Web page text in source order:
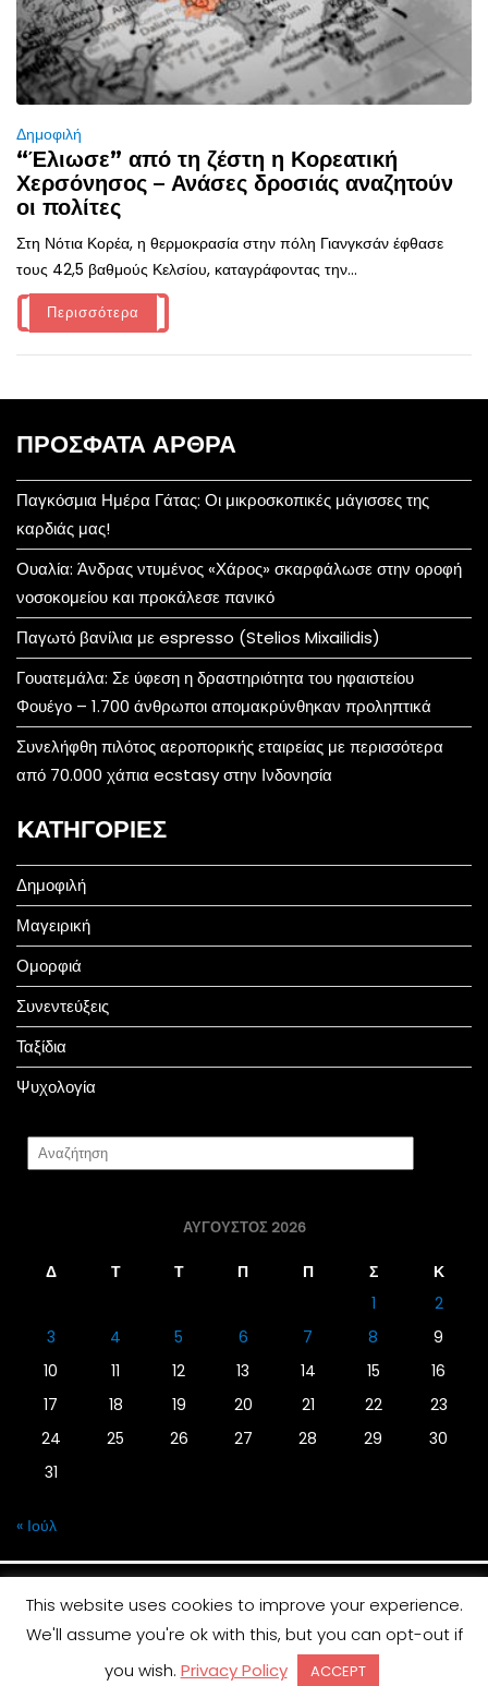
Δημοφιλή
“Έλιωσε” από τη ζέστη η Κορεατική
Χερσόνησος – Ανάσες δροσιάς αναζητούν
οι πολίτες
Στη Νότια Κορέα, η θερμοκρασία στην πόλη Γιανγκσάν έφθασε
τους 42,5 βαθμούς Κελσίου, καταγράφοντας την...
Περισσότερα
ΠΡΌΣΦΑΤΑ ΆΡΘΡΑ
Παγκόσμια Ημέρα Γάτας: Οι μικροσκοπικές μάγισσες της
καρδιάς μας!
Ουαλία: Άνδρας ντυμένος «Χάρος» σκαρφάλωσε στην οροφή
νοσοκομείου και προκάλεσε πανικό
Παγωτό βανίλια με espresso (Stelios Mixailidis)
Γουατεμάλα: Σε ύφεση η δραστηριότητα του ηφαιστείου
Φουέγο – 1.700 άνθρωποι απομακρύνθηκαν προληπτικά
Συνελήφθη πιλότος αεροπορικής εταιρείας με περισσότερα
από 70.000 χάπια ecstasy στην Ινδονησία
KΑΤΗΓΟΡΊΕΣ
Δημοφιλή
Μαγειρική
Ομορφιά
Συνεντεύξεις
Ταξίδια
Ψυχολογία
ΑΎΓΟΥΣΤΟΣ 2026
Δ Τ Τ Π Π Σ
Κ
1
2
3
4 5 6 7 8
9
10
11 12 13 14 15
16
17
18 19 20 21 22
23
24
25 26 27 28 29
30
31
« Ιούλ
© 2019 | Screen Magazine - Ηλεκτρονική εφημερίδα
This website uses cookies to improve your experience.
We'll assume you're ok with this, but you can opt-out if
you wish. Privacy Policy ACCEPT